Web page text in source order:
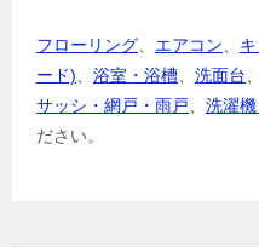
フローリング、 エアコン、
ード)、 浴室・浴槽、 洗面台、
サッシ・網戸・雨戸、 洗濯
ださい。